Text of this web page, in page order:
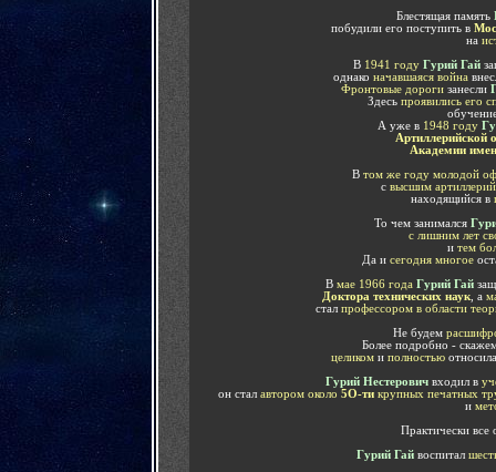
Блестящая память
побудили его поступить в
на
В 1941 годуГурий Гай
однако начавшаяся война
Фронтовые дорогизанесли
Здесь проявились его
А уже в 1948 году
Артиллерийской
Академии
В том же году молодой
с высшим
находящийся в
То чем занимался
с лишним лет
итем
Да и сегодня многое
В мае 1966 года Гурий Гай
Доктора технических наук , а
стал профессором в области
Не будем
Более подробно -
целиком и полностью
Гурий Нестеровичвходил в
он стал автором около 5O-ти крупных печатных
и
Практически все
Гурий Гай воспитал